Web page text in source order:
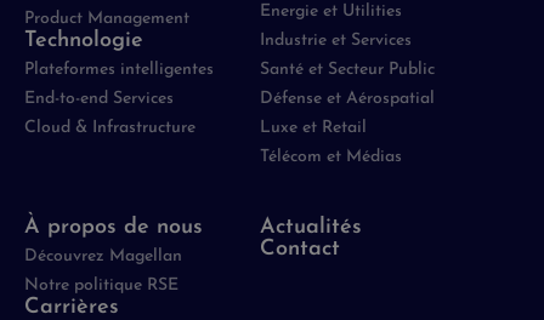
Product Management
Technologie
Plateformes intelligentes
End-to-end Services
Cloud & Infrastructure
Energie et Utilities
Industrie et Services
Santé et Secteur Public
Défense et Aérospatial
Luxe et Retail
Télécom et Médias
À propos de nous
Découvrez Magellan
Notre politique RSE
Carrières
Actualités
Contact